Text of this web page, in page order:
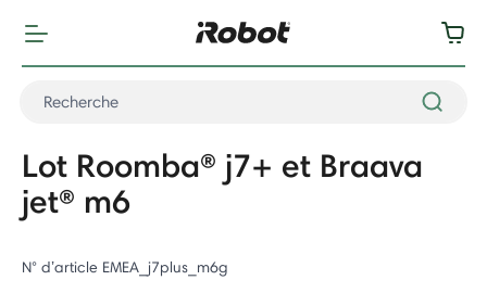
Lot Roomba® j7+ et Braava
jet® m6
N° d’article EMEA_j7plus_m6g